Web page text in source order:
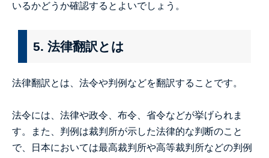
いるかどうか確認するとよいでしょう。
5. 法律翻訳とは
法律翻訳とは、法令や判例などを翻訳することです。
法令には、法律や政令、布令、省令などが挙げられま
す。また、判例は裁判所が示した法律的な判断のこと
で、日本においては最高裁判所や高等裁判所などの判例